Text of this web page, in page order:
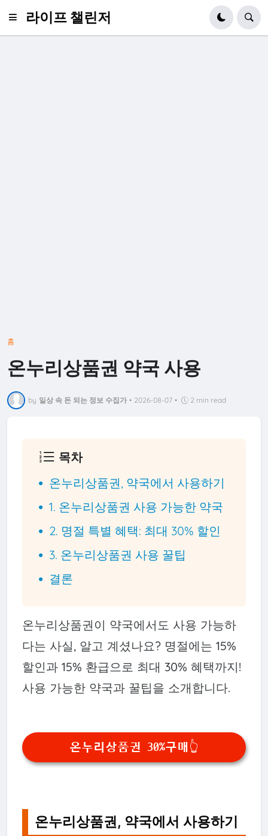
라이프 챌린저
홈
온누리상품권 약국 사용
by 일상 속 돈 되는 정보 수집가 • 2026-08-07 • 2 min read
목차
온누리상품권, 약국에서 사용하기
1. 온누리상품권 사용 가능한 약국
2. 명절 특별 혜택: 최대 30% 할인
3. 온누리상품권 사용 꿀팁
결론
온누리상품권이 약국에서도 사용 가능하
다는 사실, 알고 계셨나요? 명절에는 15%
할인과 15% 환급으로 최대 30% 혜택까지!
사용 가능한 약국과 꿀팁을 소개합니다.
온누리상품권 30%구매👆
온누리상품권, 약국에서 사용하기